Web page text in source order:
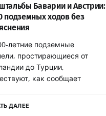
Баварии и Австрии:
подземных ходов без
летние подземные
простирающиеся от
до Турции,
как сообщает
ДАЛЕЕ